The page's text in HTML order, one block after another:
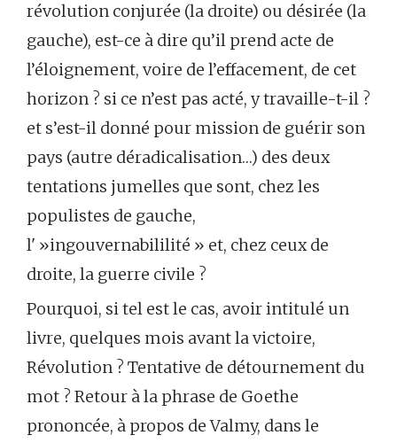
révolution conjurée (la droite) ou désirée (la
gauche), est-ce à dire qu’il prend acte de
l’éloignement, voire de l’effacement, de cet
horizon ? si ce n’est pas acté, y travaille-t-il ?
et s’est-il donné pour mission de guérir son
pays (autre déradicalisation…) des deux
tentations jumelles que sont, chez les
populistes de gauche,
l' »ingouvernabililité » et, chez ceux de
droite, la guerre civile ?
Pourquoi, si tel est le cas, avoir intitulé un
livre, quelques mois avant la victoire,
Révolution ? Tentative de détournement du
mot ? Retour à la phrase de Goethe
prononcée, à propos de Valmy, dans le